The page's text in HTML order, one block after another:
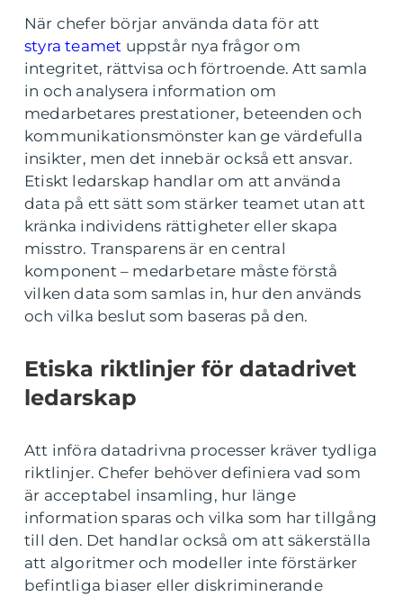
När chefer börjar använda data för att
styra teamet uppstår nya frågor om
integritet, rättvisa och förtroende. Att samla
in och analysera information om
medarbetares prestationer, beteenden och
kommunikationsmönster kan ge värdefulla
insikter, men det innebär också ett ansvar.
Etiskt ledarskap handlar om att använda
data på ett sätt som stärker teamet utan att
kränka individens rättigheter eller skapa
misstro. Transparens är en central
komponent – medarbetare måste förstå
vilken data som samlas in, hur den används
och vilka beslut som baseras på den.
Etiska riktlinjer för datadrivet
ledarskap
Att införa datadrivna processer kräver tydliga
riktlinjer. Chefer behöver definiera vad som
är acceptabel insamling, hur länge
information sparas och vilka som har tillgång
till den. Det handlar också om att säkerställa
att algoritmer och modeller inte förstärker
befintliga biaser eller diskriminerande